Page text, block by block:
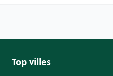
Top villes